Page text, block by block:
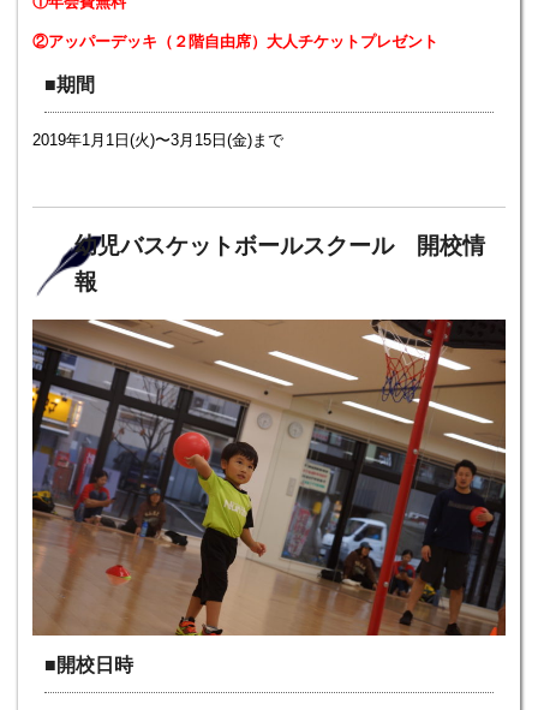
②アッパーデッキ（２階自由席）大人チケットプレゼント
■期間
2019年1月1日(火)〜3月15日(金)まで
幼児バスケットボールスクール 開校情
報
■開校日時